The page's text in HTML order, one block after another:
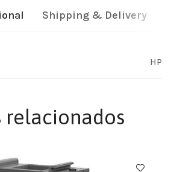
Shipping & Delivery
HP
relacionados